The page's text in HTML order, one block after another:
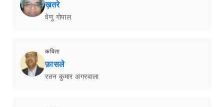
ख़तरे
वेणु गोपाल
कविता
फ़ासले
रतन कुमार अगरवाला